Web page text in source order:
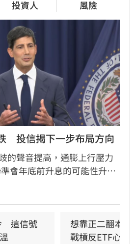
投資人 風險
　投信揭下一步布局方向
的聲音提高，通膨上行壓力
會年底前升息的可能性升
升息確實會帶給金融市場波
的分歧，使投資人質疑聯準會
心。
這信號
想靠正二翻本
戰槓反ETF心法